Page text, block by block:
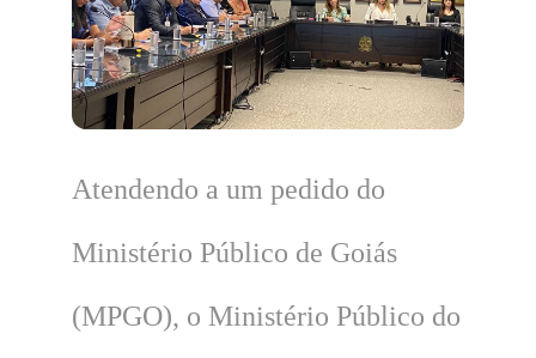
Atendendo a um pedido do
Ministério Público de Goiás
(MPGO), o Ministério Público do